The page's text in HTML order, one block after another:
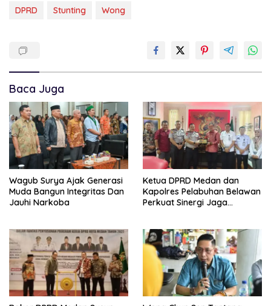
DPRD Stunting Wong
Baca Juga
Wagub Surya Ajak Generasi
Muda Bangun Integritas Dan
Jauhi Narkoba
Ketua DPRD Medan dan
Kapolres Pelabuhan Belawan
Perkuat Sinergi Jaga
Belawan